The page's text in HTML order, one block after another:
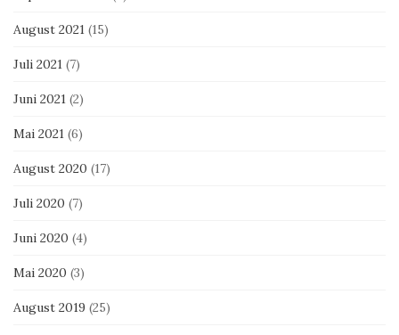
August 2021 (15)
Juli 2021 (7)
Juni 2021 (2)
Mai 2021 (6)
August 2020 (17)
Juli 2020 (7)
Juni 2020 (4)
Mai 2020 (3)
August 2019 (25)